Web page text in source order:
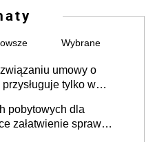
Wybrane
umowy o
tylko w
pobytowych dla
załatwienie spraw